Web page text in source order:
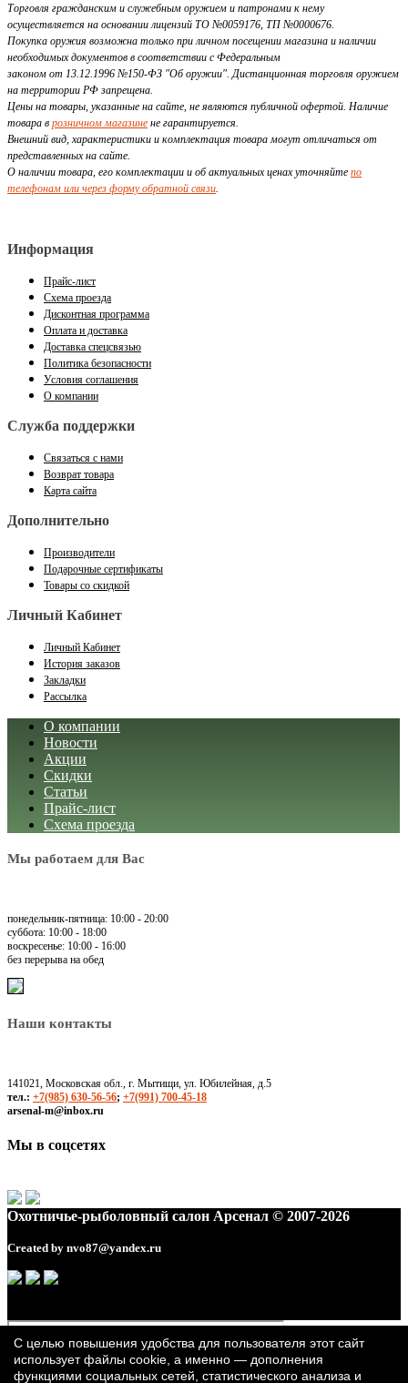
Торговля гражданским и служебным оружием и патронами к нему
осуществляется на основании лицензий ТО №0059176, ТП №0000676.
Покупка оружия возможна только при личном посещении магазина и наличии
необходимых документов в соответствии с Федеральным
законом от 13.12.1996 №150-ФЗ "Об оружии". Дистанционная торговля оружием
на территории РФ запрещена.
Цены на товары, указанные на сайте, не являются публичной офертой. Наличие
товара в розничном магазине не гарантируется.
Внешний вид, характеристики и комплектация товара могут отличаться от
представленных на сайте.
О наличии товара, его комплектации и об актуальных ценах уточняйте по
телефонам или через форму обратной связи.
Информация
Прайс-лист
Схема проезда
Дисконтная программа
Оплата и доставка
Доставка спецсвязью
Политика безопасности
Условия соглашения
О компании
Служба поддержки
Связаться с нами
Возврат товара
Карта сайта
Дополнительно
Производители
Подарочные сертификаты
Товары со скидкой
Личный Кабинет
Личный Кабинет
История заказов
Закладки
Рассылка
О компании
Новости
Акции
Скидки
Статьи
Прайс-лист
Схема проезда
Мы работаем для Вас
понедельник-пятница: 10:00 - 20:00
суббота: 10:00 - 18:00
воскресенье: 10:00 - 16:00
без перерыва на обед
Наши контакты
141021, Московская обл., г. Мытищи, ул. Юбилейная, д.5
тел.: +7(985) 630-56-56; +7(991) 700-45-18
arsenal-m@inbox.ru
Мы в соцсетях
Охотничье-рыболовный салон Арсенал © 2007-2026
Created by nvo87@yandex.ru
С целью повышения удобства для пользователя этот сайт
использует файлы cookie, а именно — дополнения
функциями социальных сетей, статистического анализа и